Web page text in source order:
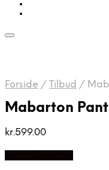
Forside / Tilbud /
Mabarton Pant
kr.599.00